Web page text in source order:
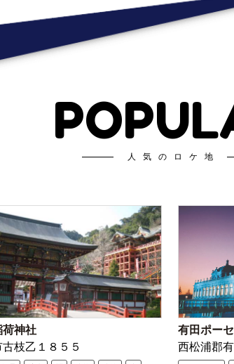
人気のロケ地
荷神社
古枝乙１８５５
有田ポー
西松浦郡